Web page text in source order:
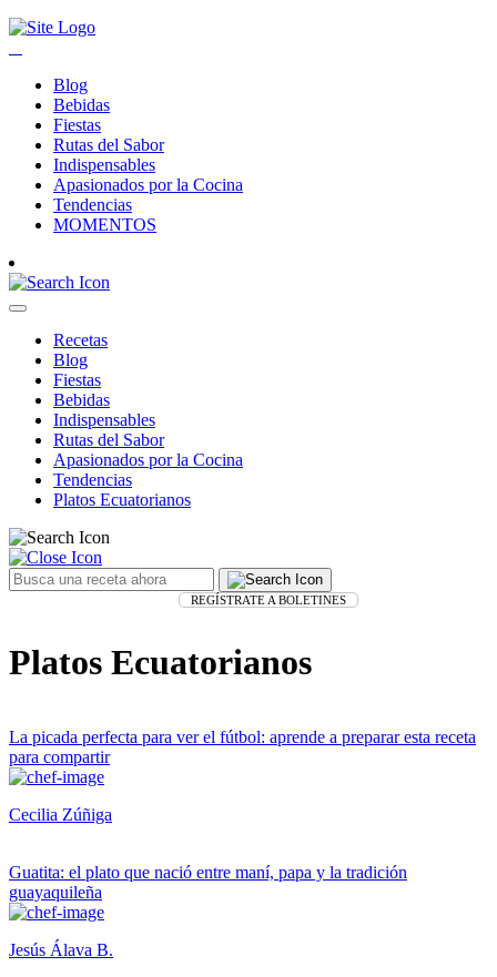
Blog
Bebidas
Fiestas
Rutas del Sabor
Indispensables
Apasionados por la Cocina
Tendencias
MOMENTOS
Recetas
Blog
Fiestas
Bebidas
Indispensables
Rutas del Sabor
Apasionados por la Cocina
Tendencias
Platos Ecuatorianos
REGÍSTRATE A BOLETINES
Platos Ecuatorianos
La picada perfecta para ver el fútbol: aprende a preparar esta receta
para compartir
Cecilia Zúñiga
Guatita: el plato que nació entre maní, papa y la tradición
guayaquileña
Jesús Álava B.